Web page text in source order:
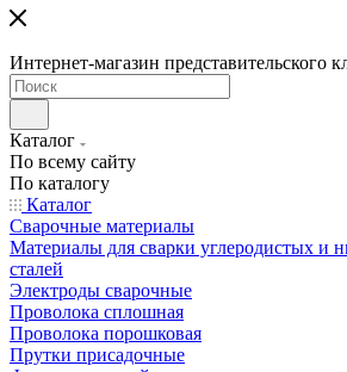
Интернет-магазин представительского
Каталог
По всему сайту
По каталогу
Каталог
Сварочные материалы
Материалы для сварки углеродистых и
сталей
Электроды сварочные
Проволока сплошная
Проволока порошковая
Прутки присадочные